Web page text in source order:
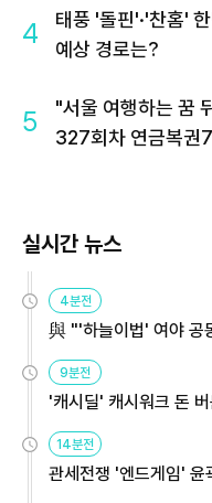
4
태풍 '돌핀'·'찬홈'
예상 경로는?
5
"서울 여행하는 꿈
327회차 연금복권
실시간 뉴스
4분전
與 "'하늘이법' 여야 공
9분전
'캐시딜' 캐시워크 돈
14분전
관세전쟁 '엔드게임'